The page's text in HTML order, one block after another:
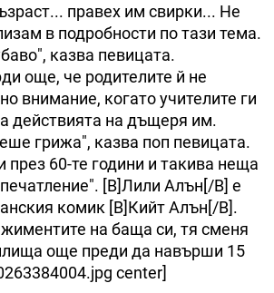
правех им свирки... Не
в подробности по тази тема.
казва певицата.
още, че родителите й не
внимание, когато учителите ги
действията на дъщеря им.
грижа", казва поп певицата.
през 60-те години и такива неща
[B]Лили Алън[/B] е
комик [B]Кийт Алън[/B].
на баща си, тя сменя
още преди да навърши 15
center]